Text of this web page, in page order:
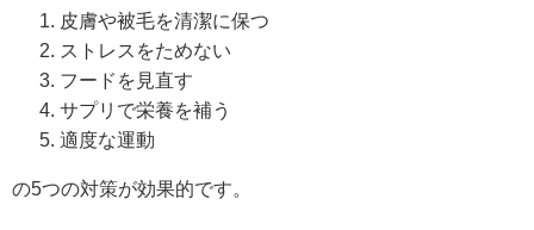
皮膚や被毛を清潔に保つ
ストレスをためない
フードを見直す
サプリで栄養を補う
適度な運動
の5つの対策が効果的です。